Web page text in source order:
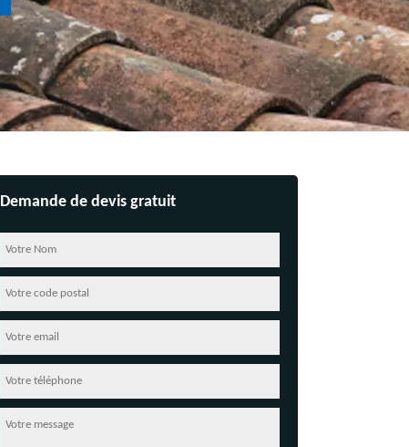
Demande de devis gratuit